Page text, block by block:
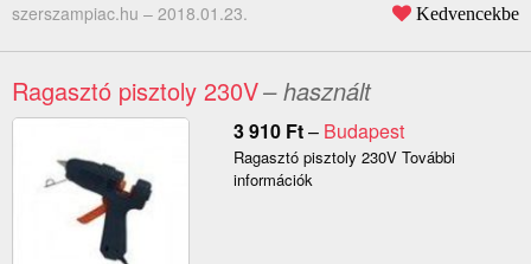
szerszampiac.hu – 2018.01.23. Kedvencekbe
Ragasztó pisztoly 230V– használt
3 910 Ft– Budapest
Ragasztó pisztoly 230V További
információk